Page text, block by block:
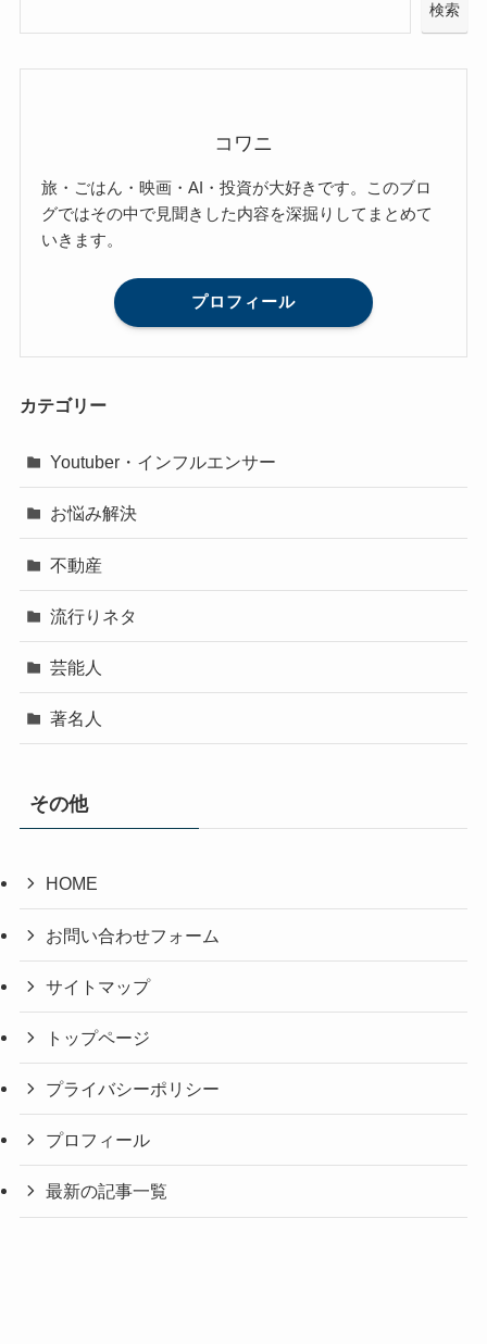
検索
コワニ
旅・ごはん・映画・AI・投資が大好きです。このブロ
グではその中で見聞きした内容を深掘りしてまとめて
いきます。
プロフィール
カテゴリー
Youtuber・インフルエンサー
お悩み解決
不動産
流行りネタ
芸能人
著名人
その他
HOME
お問い合わせフォーム
サイトマップ
トップページ
プライバシーポリシー
プロフィール
最新の記事一覧